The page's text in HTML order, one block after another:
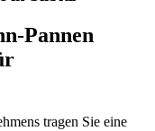
Pannen
tragen Sie eine